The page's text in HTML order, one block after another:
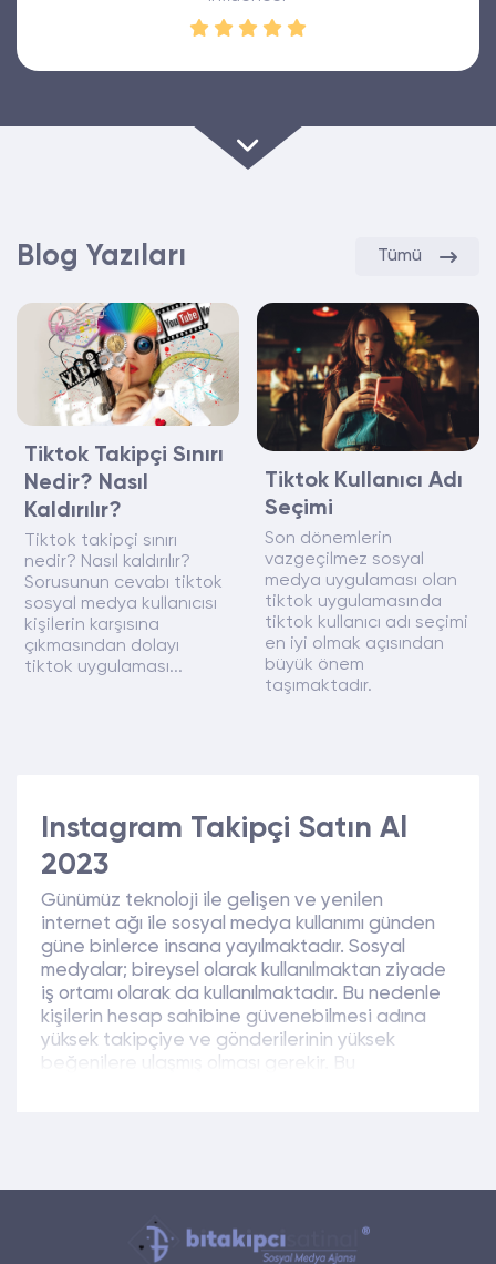
Blog Yazıları Tümü
Tiktok Takipçi Sınırı
Nedir? Nasıl
Kaldırılır?
Tiktok takipçi sınırı
nedir? Nasıl kaldırılır?
Sorusunun cevabı tiktok
sosyal medya kullanıcısı
kişilerin karşısına
çıkmasından dolayı
tiktok uygulaması...
Tiktok Kullanıcı Adı
Seçimi
Son dönemlerin
vazgeçilmez sosyal
medya uygulaması olan
tiktok uygulamasında
tiktok kullanıcı adı seçimi
en iyi olmak açısından
büyük önem
taşımaktadır.
Instagram Takipçi Satın Al
2023
Günümüz teknoloji ile gelişen ve yenilen
internet ağı ile sosyal medya kullanımı günden
güne binlerce insana yayılmaktadır. Sosyal
medyalar; bireysel olarak kullanılmaktan ziyade
iş ortamı olarak da kullanılmaktadır. Bu nedenle
kişilerin hesap sahibine güvenebilmesi adına
yüksek takipçiye ve gönderilerinin yüksek
beğenilere ulaşmış olması gerekir. Bu
Fenomen olmak isteyen kişiler, iş portföylerini
geliştirmek ve daha geniş kitlelere ulaştırmak